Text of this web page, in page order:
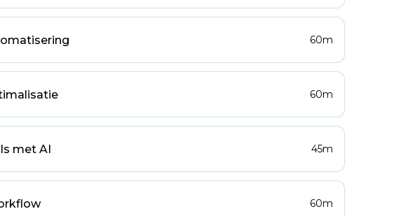
60m
60m
met AI 45m
60m